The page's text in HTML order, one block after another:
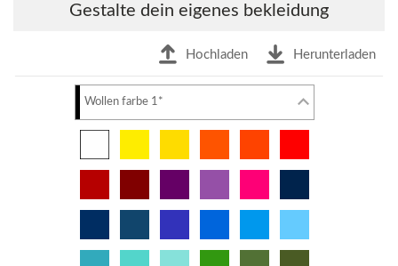
Gestalte dein eigenes bekleidung
Hochladen Herunterladen
Wollen farbe 1*